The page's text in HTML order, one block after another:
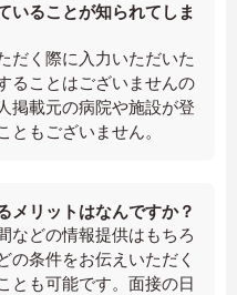
いることが知られてしま
だく際に入力いただいた
ることはございませんの
掲載元の病院や施設が登
ともございません。
メリットはなんですか？
などの情報提供はもちろ
の条件をお伝えいただく
とも可能です。面接の日